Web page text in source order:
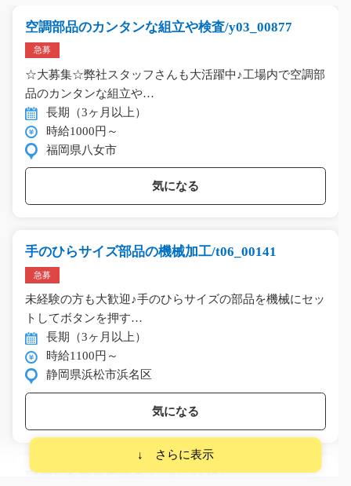
空調部品のカンタンな組立や検査/y03_00877
急募
☆大募集☆弊社スタッフさんも大活躍中♪工場内で空調部
品のカンタンな組立や…
長期（3ヶ月以上）
時給1000円～
福岡県八女市
気になる
手のひらサイズ部品の機械加工/t06_00141
急募
未経験の方も大歓迎♪手のひらサイズの部品を機械にセッ
トしてボタンを押す…
長期（3ヶ月以上）
時給1100円～
静岡県浜松市浜名区
気になる
完成した製品の検査！/y01_01471